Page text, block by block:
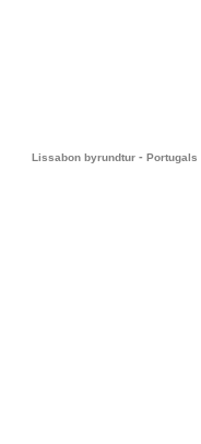
Lissabon byrundtur - Portugals